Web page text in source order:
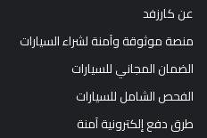
عن كارزفد
منصة موثوقة وآمنة لشراء السيارات
الضمان المجاني للسيارات
الفحص الشامل للسيارات
طرق دفع إلكترونية آمنة